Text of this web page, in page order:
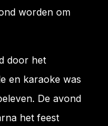
worden om
door het
en karaoke was
De avond
het feest